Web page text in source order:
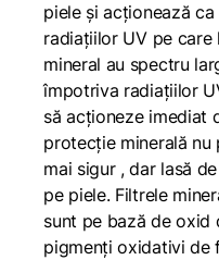
piele și acționează
radiațiilor UV pe care
mineral au spectru
împotriva radiațiilor
să acționeze imediat
protecție minerală
mai sigur , dar lasă
pe piele. Filtrele
sunt pe bază de oxid
pigmenți oxidativi de